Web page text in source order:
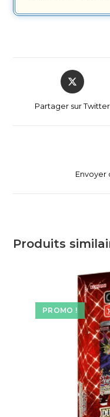
Partager sur Twitter
Envoyer
Produits
PROMO !